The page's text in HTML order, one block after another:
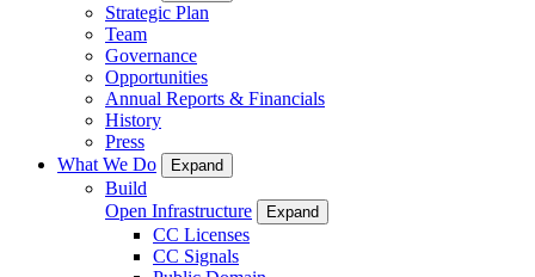
Strategic Plan
Team
Governance
Opportunities
Annual Reports & Financials
History
Press
What We Do
Expand
Build
Open Infrastructure
Expand
CC Licenses
CC Signals